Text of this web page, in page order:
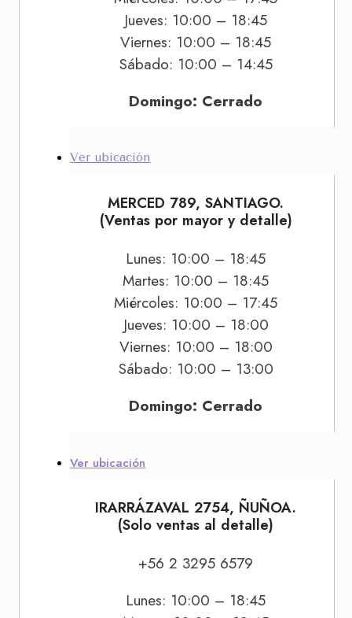
Jueves: 10:00 – 18:45
Viernes: 10:00 – 18:45
Sábado: 10:00 – 14:45
Domingo: Cerrado
Ver ubicación
MERCED 789, SANTIAGO.
(Ventas por mayor y detalle)
Lunes: 10:00 – 18:45
Martes: 10:00 – 18:45
Miércoles: 10:00 – 17:45
Jueves: 10:00 – 18:00
Viernes: 10:00 – 18:00
Sábado: 10:00 – 13:00
Domingo: Cerrado
Ver ubicación
IRARRÁZAVAL 2754, ÑUÑOA.
(Solo ventas al detalle)
+56 2 3295 6579
Lunes: 10:00 – 18:45